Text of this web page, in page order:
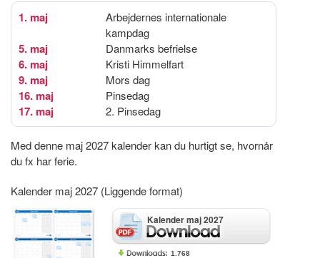
1. maj
Arbejdernes internationale
kampdag
5. maj Danmarks befrielse
6. maj Kristi Himmelfart
9. maj Mors dag
16. maj Pinsedag
17. maj 2. Pinsedag
Med denne maj 2027 kalender kan du hurtigt se, hvornår
du fx har ferie.
Kalender maj 2027 (Liggende format)
Kalender maj 2027
1.768